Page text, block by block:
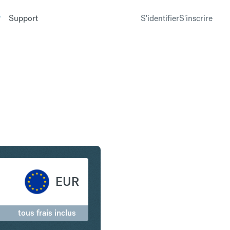
Support S'identifierS'inscrire
EUR
tous frais inclus